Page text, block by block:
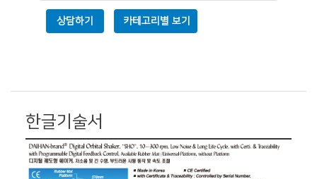
상담하기 카테고리별 보기
한글기술서